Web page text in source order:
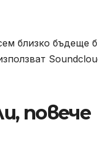
близко бъдеще
повече